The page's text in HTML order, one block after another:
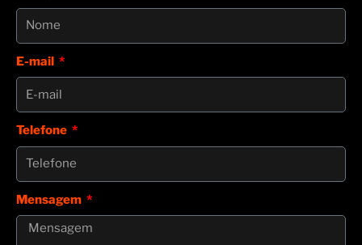
E-mail
Telefone
Mensagem